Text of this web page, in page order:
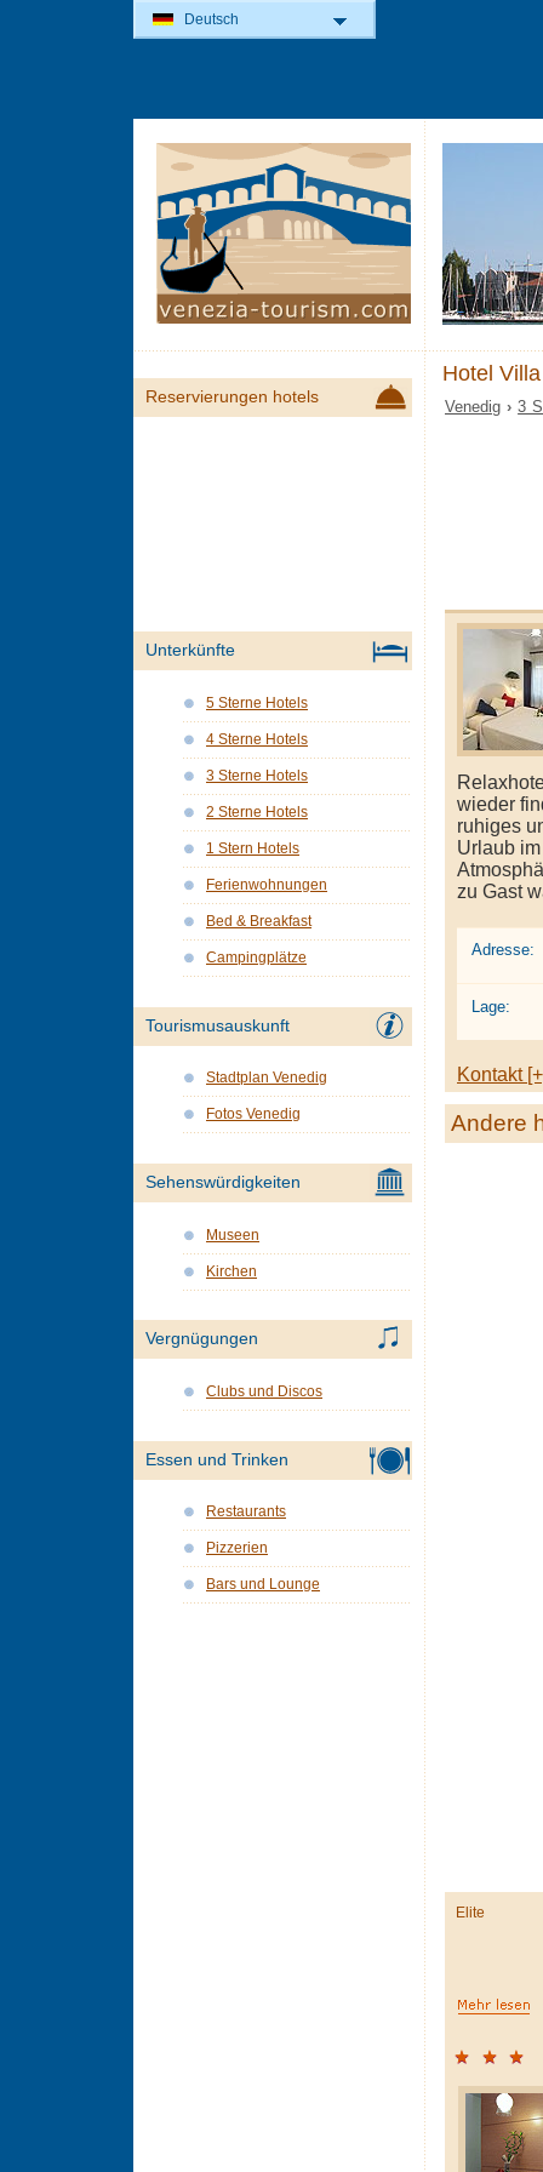
Hotel
Venedig ›3
wieder
ruhiges
Urlaub
zu Gast
Adresse:
Lage:
Kontakt
Andere
Elite
Reservierungen hotels
Unterkünfte
5 Sterne Hotels
4 Sterne Hotels
3 Sterne Hotels
2 Sterne Hotels
1 Stern Hotels
Ferienwohnungen
Bed & Breakfast
Campingplätze
Tourismusauskunft
Stadtplan Venedig
Fotos Venedig
Sehenswürdigkeiten
Museen
Kirchen
Vergnügungen
Clubs und Discos
Essen und Trinken
Restaurants
Pizzerien
Bars und Lounge
Deutsch